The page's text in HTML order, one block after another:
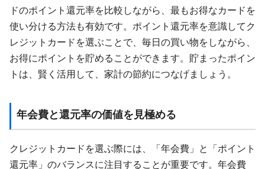
ドのポイント還元率を比較しながら、最もお得なカードを
使い分ける方法も有効です。ポイント還元率を意識してク
レジットカードを選ぶことで、毎日の買い物をしながら、
お得にポイントを貯めることができます。貯まったポイン
トは、賢く活用して、家計の節約につなげましょう。
年会費と還元率の価値を見極める
クレジットカードを選ぶ際には、「年会費」と「ポイント
還元率」のバランスに注目することが重要です。年会費